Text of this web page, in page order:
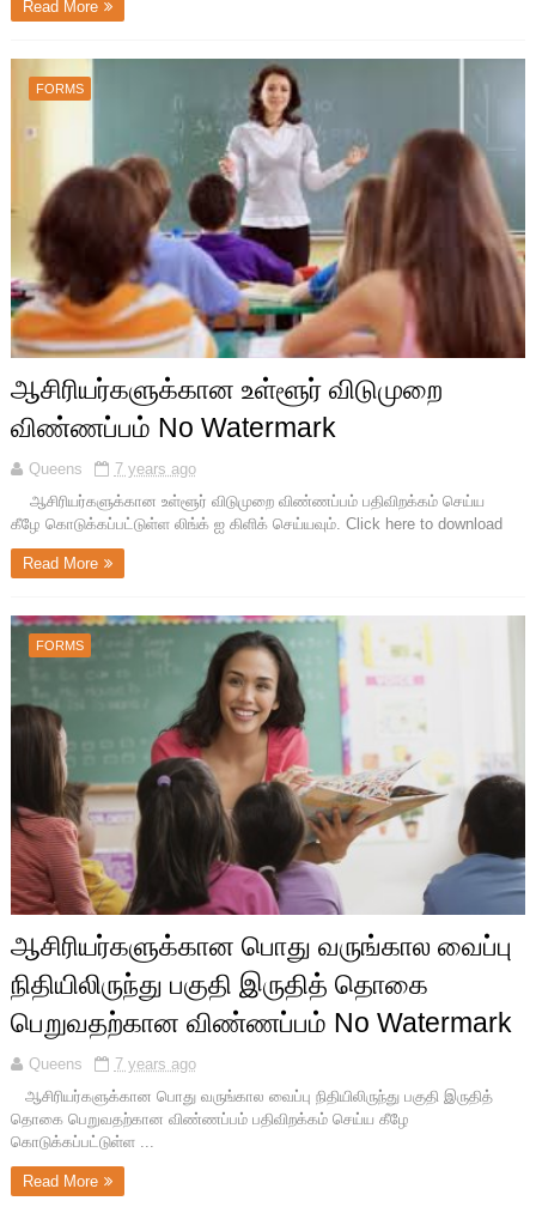
Read More
FORMS
ஆசிரியர்களுக்கான உள்ளூர் விடுமுறை
விண்ணப்பம் No Watermark
Queens
7 years ago
ஆசிரியர்களுக்கான உள்ளூர் விடுமுறை விண்ணப்பம் பதிவிறக்கம் செய்ய
கீழே கொடுக்கப்பட்டுள்ள லிங்க் ஐ கிளிக் செய்யவும். Click here to download
Read More
FORMS
ஆசிரியர்களுக்கான பொது வருங்கால வைப்பு
நிதியிலிருந்து பகுதி இருதித் தொகை
பெறுவதற்கான விண்ணப்பம் No Watermark
Queens
7 years ago
ஆசிரியர்களுக்கான பொது வருங்கால வைப்பு நிதியிலிருந்து பகுதி இருதித்
தொகை பெறுவதற்கான விண்ணப்பம் பதிவிறக்கம் செய்ய கீழே
கொடுக்கப்பட்டுள்ள ...
Read More